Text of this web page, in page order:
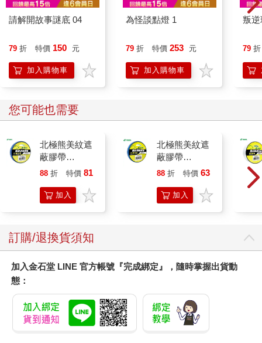
請解開故事謎底 04
79 折 特價 150 元
加入購物車
為怪談點燈 1
79 折 特價 253 元
加入購物車
叛逆
79 折
您可能也需要
北極熊美紋遮
蔽膠帶
24mm×30y藍
88 折 特價 81
加入
購物
北極熊美紋遮
蔽膠帶
18mm×30y藍
88 折 特價 63
加入
購物
訂購/退換貨須知
加入金石堂 LINE 官方帳號『完成綁定』，隨時掌握出貨動
態：